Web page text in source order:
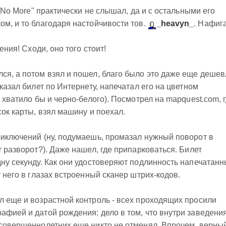
More" практически не слышал, да и с остальными его
и то благодаря настойчивости тов.
_heavyn_ .
Сходи, оно того стоит!
а потом взял и пошел, благо было это даже еще
билет по Интернету, напечатал его на цветном
бы и черно-белого). Посмотрел на mapquest.com,
карты, взял машину и поехал.
(ну, подумаешь, промазал нужный поворот в
Даже нашел, где припарковаться. Билет
секунду. Как они удостоверяют подлинность
в глазах встроенный сканер штрих-кодов.
еще и возрастной контроль - всех проходящих просили
и датой рождения: дело в том, что внутри